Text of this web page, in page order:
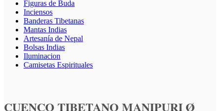
Figuras de Buda
Inciensos
Banderas Tibetanas
Mantas Indias
Artesanía de Nepal
Bolsas Indias
Iluminacion
Camisetas Espirituales
CUENCO TIBETANO MANIPURI Ø